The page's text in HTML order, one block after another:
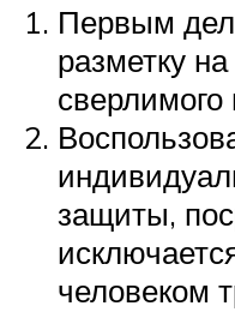
Первым
разметку
защиты,
человеком